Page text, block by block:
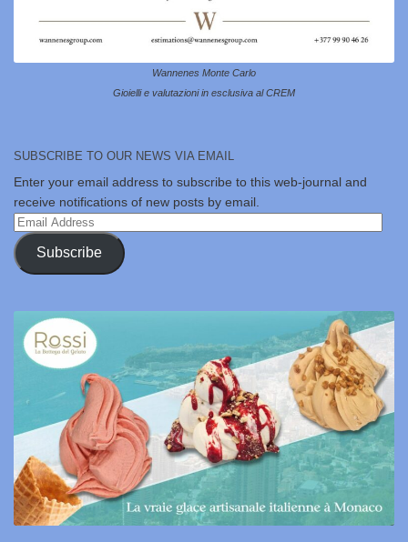
Wannenes Monte Carlo
Gioielli e valutazioni in esclusiva al CREM
SUBSCRIBE TO OUR NEWS VIA EMAIL
Enter your email address to subscribe to this web-journal and
receive notifications of new posts by email.
Email
Address
Subscribe